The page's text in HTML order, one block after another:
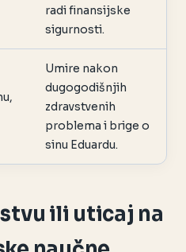
radi finansijske
sigurnosti.
Umire nakon
dugogodišnjih
zdravstvenih
problema i brige o
sinu Eduardu.
ili uticaj na